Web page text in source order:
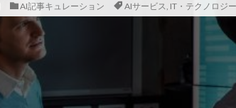
AI記事キュレーション AIサービス, IT・テクノロジー